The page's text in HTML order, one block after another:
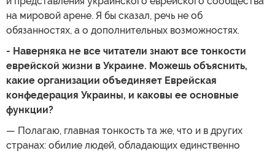
на мировой арене. Я бы сказал, речь не об
обязанностях, а о дополнительных возможностях.
- Наверняка не все читатели знают все тонкости
еврейской жизни в Украине. Можешь объяснить,
какие организации объединяет Еврейская
конфедерация Украины, и каковы ее основные
функции?
— Полагаю, главная тонкость та же, что и в других
странах: обилие людей, обладающих единственно